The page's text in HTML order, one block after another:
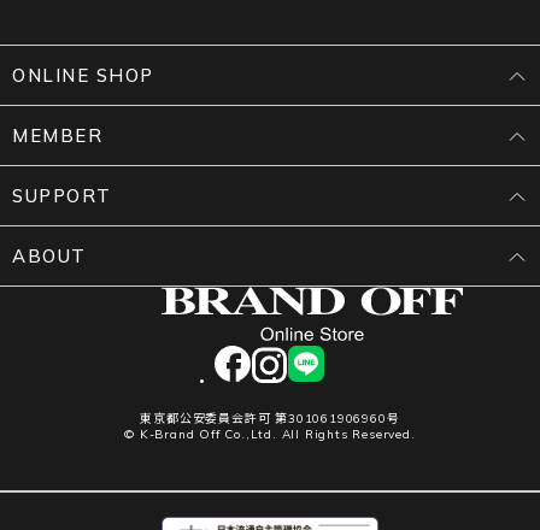
facebookinstagram
LINE
東京都公安委員会許可 第301061906960号
© K-Brand Off Co.,Ltd. All Rights Reserved.
ONLINE SHOP
MEMBER
SUPPORT
ABOUT